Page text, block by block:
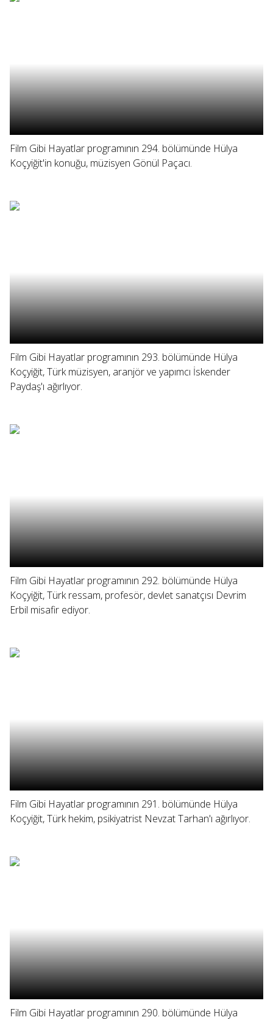
Film Gibi Hayatlar programının 294. bölümünde Hülya
Koçyiğit'in konuğu, müzisyen Gönül Paçacı.
Film Gibi Hayatlar programının 293. bölümünde Hülya
Koçyiğit, Türk müzisyen, aranjör ve yapımcı İskender
Paydaş'ı ağırlıyor.
Film Gibi Hayatlar programının 292. bölümünde Hülya
Koçyiğit, Türk ressam, profesör, devlet sanatçısı Devrim
Erbil misafir ediyor.
Film Gibi Hayatlar programının 291. bölümünde Hülya
Koçyiğit, Türk hekim, psikiyatrist Nevzat Tarhan'ı ağırlıyor.
Film Gibi Hayatlar programının 290. bölümünde Hülya